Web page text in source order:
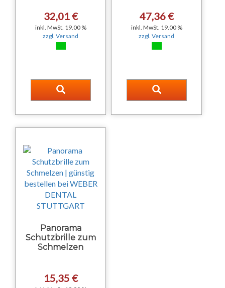
32,01 €
inkl. MwSt. 19.00 %
zzgl. Versand
47,36 €
inkl. MwSt. 19.00 %
zzgl. Versand
Panorama
Schutzbrille zum
Schmelzen
15,35 €